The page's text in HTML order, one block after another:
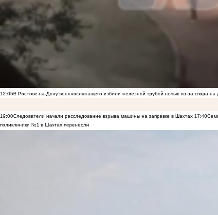
12:05В Ростове-на-Дону военнослужащего избили железной трубой ночью из-за спора на
19:00Следователи начали расследование взрыва машины на заправке в Шахтах 17:40
поликлиники №1 в Шахтах перенесли